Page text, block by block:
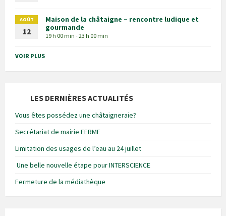
AOÛT
12
Maison de la châtaigne – rencontre ludique et
gourmande
19 h 00 min - 23 h 00 min
VOIR PLUS
LES DERNIÈRES ACTUALITÉS
Vous êtes possédez une châtaigneraie?
Secrétariat de mairie FERME
Limitation des usages de l’eau au 24 juillet
Une belle nouvelle étape pour INTERSCIENCE
Fermeture de la médiathèque